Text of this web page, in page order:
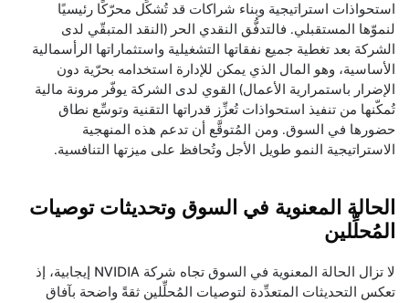
استحواذات استراتيجية وبناء شراكات قد تُشكِّل محرّكًا رئيسيًا
لنموّها المستقبلي. فالتدفُّق النقدي الحر (النقد المتبقّي لدى
الشركة بعد تغطية جميع نفقاتها التشغيلية واستثماراتها الرأسمالية
الأساسية، وهو المال الذي يمكن للإدارة استخدامه بحرّية دون
الإضرار باستمرارية الأعمال) القوي لدى الشركة يوفّر مرونة مالية
تُمكّنها من تنفيذ استحواذات تُعزِّز قدراتها التقنية وتوسِّع نطاق
حضورها في السوق. ومن المُتوقَّع أن تدعم هذه المنهجية
الاستراتيجية النمو طويل الأجل وتُحافظ على ميزتها التنافسية.
الحالة المعنوية في السوق وتحديثات توصيات
المُحلِّلين
لا تزال الحالة المعنوية في السوق تجاه شركة NVIDIA إيجابية، إذ
تعكس التحديثات المتعدِّدة لتوصيات المُحلِّلين ثقةً واضحة بآفاق